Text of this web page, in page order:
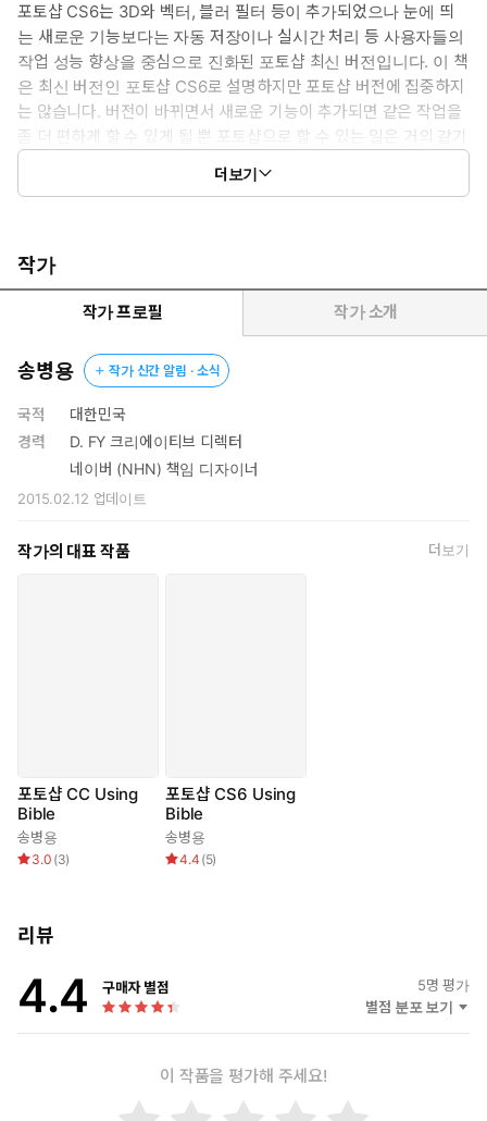
포토샵 CS6는 3D와 벡터, 블러 필터 등이 추가되었으나 눈에 띄
는 새로운 기능보다는 자동 저장이나 실시간 처리 등 사용자들의
작업 성능 향상을 중심으로 진화된 포토샵 최신 버전입니다. 이 책
은 최신 버전인 포토샵 CS6로 설명하지만 포토샵 버전에 집중하지
는 않습니다. 버전이 바뀌면서 새로운 기능이 추가되면 같은 작업을
좀 더 편하게 할 수 있게 될 뿐 포토샵으로 할 수 있는 일은 거의 같기
블로그나 카페, 혹은 책을 통해 그럭저럭 쓸 만큼은 배웠다고 생각
는 13년차 현직 디자이너에게 물었습니다. 끝없이 이어지는 지루
한 이론이나 화려하기만 한 눈요기용 예제, 카페 내용을 대충 얽
어 놓은 것이 아니라 진짜 되는, 바로 활용할 수 있는 진짜 포토샵
이 책만을 위해 따로 제작된 수많은 실무 예제들, 일부러 복습하지
않아도 따라하다 보면 다섯 번 이상 자연스럽게 반복되는 체계적인
학습 시스템, 뭐든지 낯선 초보자를 배려하는 한글 메뉴와 곳곳에 담
긴 디자이너의 실무 이야기, 다른 어느 곳에서도 공개되지 않던 프로
들의 포토샵 노하우까지 응용력과 디자인의 힘을 키우는 정통 포토
샵을 만날 수 있습니다.
잘 나가는 현직 디자이너의 포토샵 실무 강좌를 그대로!
로그램입니다. 이 책은 일부러 따로 복습하지 않아도 순서대로 따라
하기만 하면 자연스럽게 5번 이상 반복되어 중요한 기본기가 손에
익도록 구성되었습니다.
가 연기를 내뿜고, 손에서 불이 피어오르며, 광고에서 보던 녹색 자
제로 내가 뭔가 해보려면 막히기 일쑤죠? 왜? 포토샵은 하나의 기능
만으로 뭔가를 만들 수 없기 때문입니다. 중요 기능 몇 개를 알고 있
다고 해도 실제로 해보면 막히는 이유입니다. 이 책은 중요 기본 기
능을 배우되, 딱 그 기능 하나를 따라하는 것이 아니라 과정이 전부
들어간 하나의 예제를 따라 만들어 보며 관련 기능을 계속 반복 연습
하도록 구성되었습니다.
더보기
작가
작가 프로필 작가 소개
송병용 작가 신간 알림 · 소식
국적
대한민국
경력
D. FY 크리에이티브 디렉터
네이버 (NHN) 책임 디자이너
2015.02.12 업데이트
작가의 대표 작품 더보기
포토샵 CC Using
Bible
송병용
3.0 (3)
포토샵 CS6 Using
Bible
송병용
4.4 (5)
리뷰
4.4 구매자 별점 5명 평가
별점 분포 보기
이 작품을 평가해 주세요!